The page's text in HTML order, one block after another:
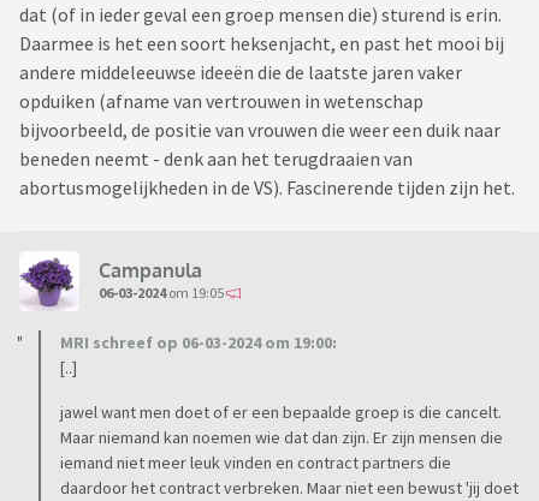
dat (of in ieder geval een groep mensen die) sturend is erin.
Daarmee is het een soort heksenjacht, en past het mooi bij
andere middeleeuwse ideeën die de laatste jaren vaker
opduiken (afname van vertrouwen in wetenschap
bijvoorbeeld, de positie van vrouwen die weer een duik naar
beneden neemt - denk aan het terugdraaien van
abortusmogelijkheden in de VS). Fascinerende tijden zijn het.
Campanula
06-03-2024om 19:05
MRI schreef op 06-03-2024 om 19:00:
[..]
jawel want men doet of er een bepaalde groep is die cancelt.
Maar niemand kan noemen wie dat dan zijn. Er zijn mensen die
iemand niet meer leuk vinden en contract partners die
daardoor het contract verbreken. Maar niet een bewust 'jij doet